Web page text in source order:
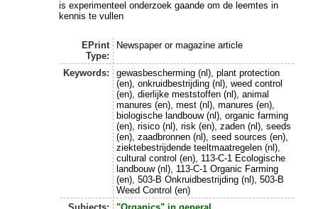
is experimenteel onderzoek gaande om de leemtes in
kennis te vullen
EPrint
Type:
Newspaper or magazine article
Keywords:
gewasbescherming (nl), plant protection
(en), onkruidbestrijding (nl), weed control
(en), dierlijke meststoffen (nl), animal
manures (en), mest (nl), manures (en),
biologische landbouw (nl), organic farming
(en), risico (nl), risk (en), zaden (nl), seeds
(en), zaadbronnen (nl), seed sources (en),
ziektebestrijdende teeltmaatregelen (nl),
cultural control (en), 113-C-1 Ecologische
landbouw (nl), 113-C-1 Organic Farming
(en), 503-B Onkruidbestrijding (nl), 503-B
Weed Control (en)